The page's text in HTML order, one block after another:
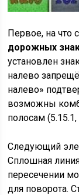
Первое, на что
дорожных
установлен
налево
налево»
возможны
полосам (5.15.1,
Следующий
Сплошная
пересечении
для поворота.